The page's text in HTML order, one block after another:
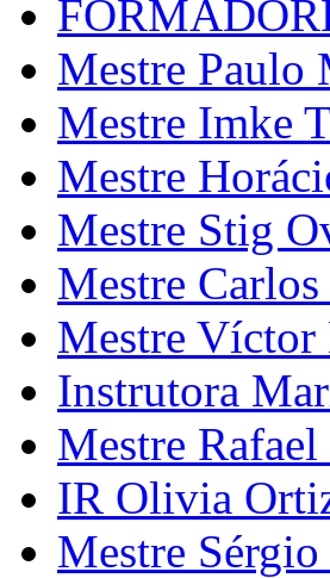
Mestre Paulo
Mestre Imke
Mestre
Mestre Stig
Mestre Carlos
Mestre
Instrutora
Mestre Rafael
IR Olivia
Mestre